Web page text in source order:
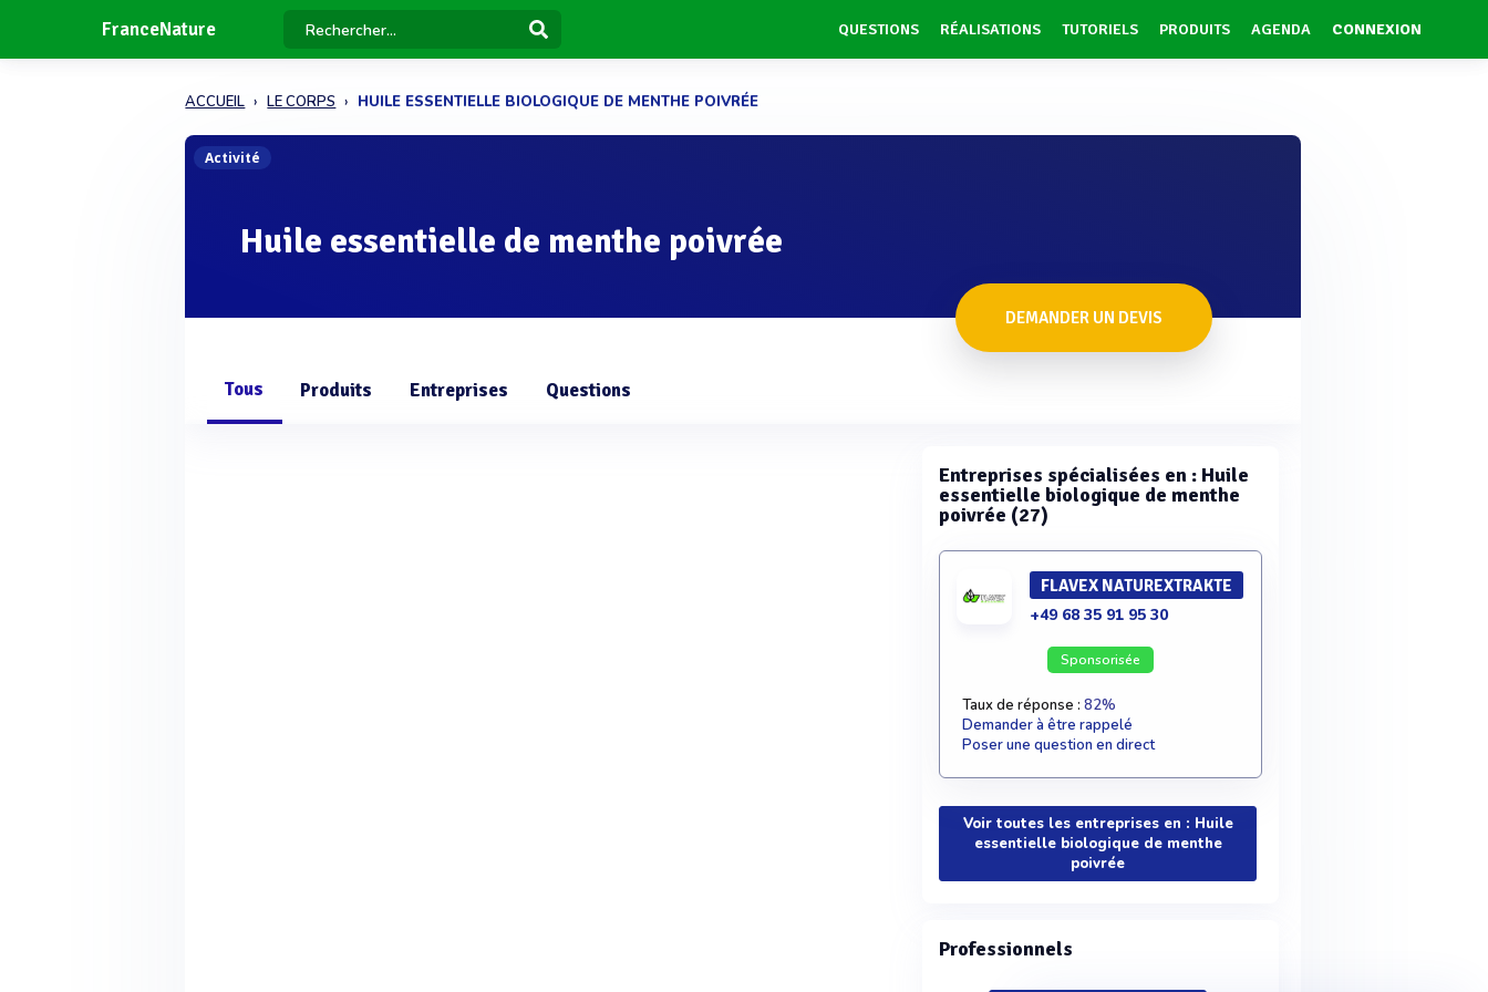
FranceNature QUESTIONS RÉALISATIONS TUTORIELS PRODUITS AGENDA CONNEXION
ACCUEIL LE CORPS HUILE ESSENTIELLE BIOLOGIQUE DE MENTHE POIVRÉE
Activité
Huile essentielle de menthe poivrée
DEMANDER UN DEVIS
Tous Produits Entreprises Questions
Entreprises spécialisées en : Huile
essentielle biologique de menthe
poivrée (27)
FLAVEX NATUREXTRAKTE
+49 68 35 91 95 30
Sponsorisée
Taux de réponse : 82%
Demander à être rappelé
Poser une question en direct
Voir toutes les entreprises en : Huile
essentielle biologique de menthe
poivrée
Professionnels